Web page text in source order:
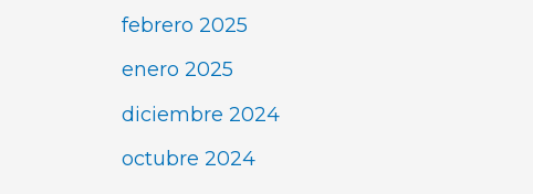
febrero 2025
enero 2025
diciembre 2024
octubre 2024